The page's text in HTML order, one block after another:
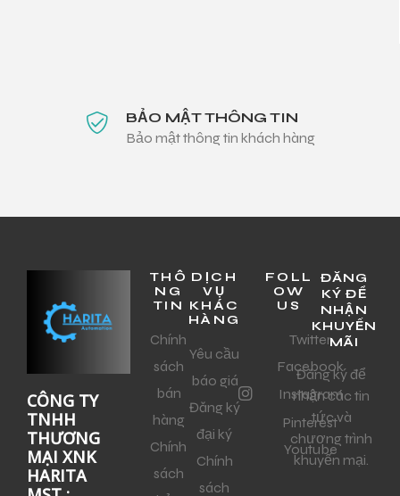
BẢO MẬT THÔNG TIN
Bảo mật thông tin khách hàng
CÔNG TY
TNHH
THƯƠNG
MẠI XNK
HARITA
THÔ
NG
TIN
Chính
sách
bán
hàng
Chính
sách
DỊCH
VỤ
KHÁC
HÀNG
Yêu cầu
báo giá
Đăng ký
đại ký
Chính
sách
FOLL
OW
US
Twitter
Facebook
Instagram
Pinterest
Youtube
ĐĂNG
KÝ ĐỂ
NHẬN
KHUYẾN
MÃI
Đăng ký để
nhận các tin
tức và
chương trình
khuyến mại.